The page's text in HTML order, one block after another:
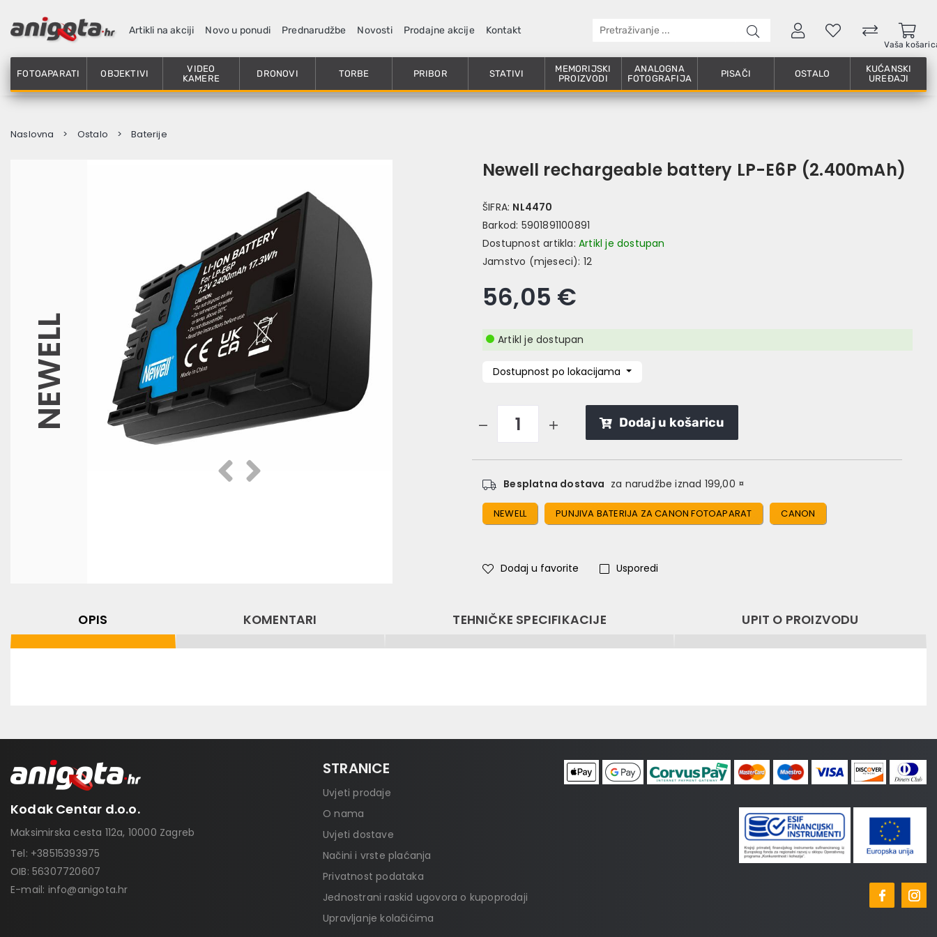
Artikli na akciji Novo u ponudi Prednarudžbe Novosti Prodajne akcije Kontakt
Vaša
FOTOAPARATI OBJEKTIVI
VIDEO
KAMERE
DRONOVI TORBE PRIBOR STATIVI
MEMORIJSKI
PROIZVODI
ANALOGNA
FOTOGRAFIJA
PISAČI OSTALO
KUĆANSKI
UREĐAJI
Naslovna Ostalo Baterije
NEWELL
PrethodnaSlijedeća
Newell rechargeable battery LP-E6P (2.400mAh)
ŠIFRA: NL4470
Barkod: 5901891100891
Dostupnost artikla: Artikl je dostupan
Jamstvo (mjeseci): 12
56,05 €
Artikl je dostupan
Dostupnost po lokacijama
Dodaj u košaricu
Besplatna dostava za narudžbe iznad 199,00 ¤
NEWELL PUNJIVA BATERIJA ZA CANON FOTOAPARAT CANON
Dodaj u favorite Usporedi
OPIS KOMENTARI TEHNIČKE SPECIFIKACIJE UPIT O PROIZVODU
Kodak Centar d.o.o.
Maksimirska cesta 112a, 10000 Zagreb
Tel: +38515393975
OIB: 56307720607
E-mail: info@anigota.hr
STRANICE
Uvjeti prodaje
O nama
Uvjeti dostave
Načini i vrste plaćanja
Privatnost podataka
Jednostrani raskid ugovora o kupoprodaji
Upravljanje kolačićima